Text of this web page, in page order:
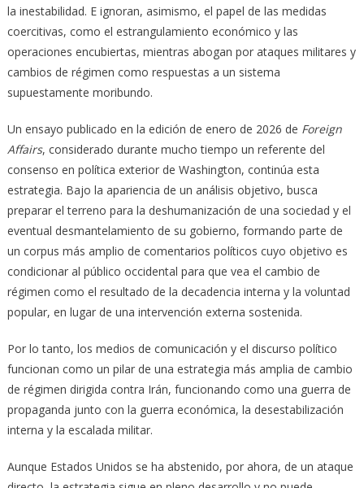
la inestabilidad. E ignoran, asimismo, el papel de las medidas
coercitivas, como el estrangulamiento económico y las
operaciones encubiertas, mientras abogan por ataques militares y
cambios de régimen como respuestas a un sistema
supuestamente moribundo.
Un ensayo publicado en la edición de enero de 2026 de Foreign
Affairs, considerado durante mucho tiempo un referente del
consenso en política exterior de Washington, continúa esta
estrategia. Bajo la apariencia de un análisis objetivo, busca
preparar el terreno para la deshumanización de una sociedad y el
eventual desmantelamiento de su gobierno, formando parte de
un corpus más amplio de comentarios políticos cuyo objetivo es
condicionar al público occidental para que vea el cambio de
régimen como el resultado de la decadencia interna y la voluntad
popular, en lugar de una intervención externa sostenida.
Por lo tanto, los medios de comunicación y el discurso político
funcionan como un pilar de una estrategia más amplia de cambio
de régimen dirigida contra Irán, funcionando como una guerra de
propaganda junto con la guerra económica, la desestabilización
interna y la escalada militar.
Aunque Estados Unidos se ha abstenido, por ahora, de un ataque